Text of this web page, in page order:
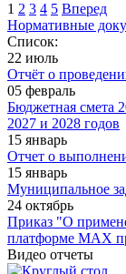
1 2 3 4 5 Вперед
Нормативные
Список:
22 июль
Отчёт о
05 февраль
Бюджетная смета
2027 и 2028 годов
15 январь
Отчет о
15 январь
Муниципальное
24 октябрь
Приказ "О
платформе МАХ
Видео отчеты